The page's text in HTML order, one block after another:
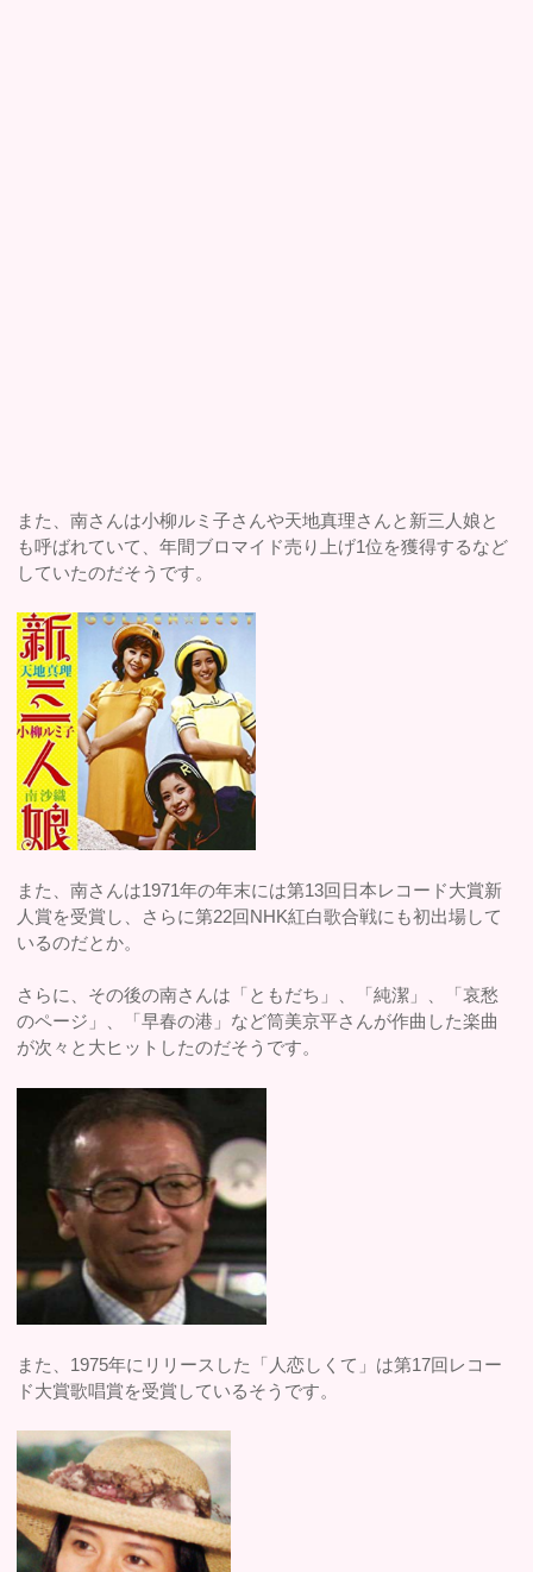
また、南さんは小柳ルミ子さんや天地真理さんと新三人娘と
も呼ばれていて、年間ブロマイド売り上げ1位を獲得するなど
していたのだそうです。
また、南さんは1971年の年末には第13回日本レコード大賞新
人賞を受賞し、さらに第22回NHK紅白歌合戦にも初出場して
いるのだとか。
さらに、その後の南さんは「ともだち」、「純潔」、「哀愁
のページ」、「早春の港」など筒美京平さんが作曲した楽曲
が次々と大ヒットしたのだそうです。
また、1975年にリリースした「人恋しくて」は第17回レコー
ド大賞歌唱賞を受賞しているそうです。